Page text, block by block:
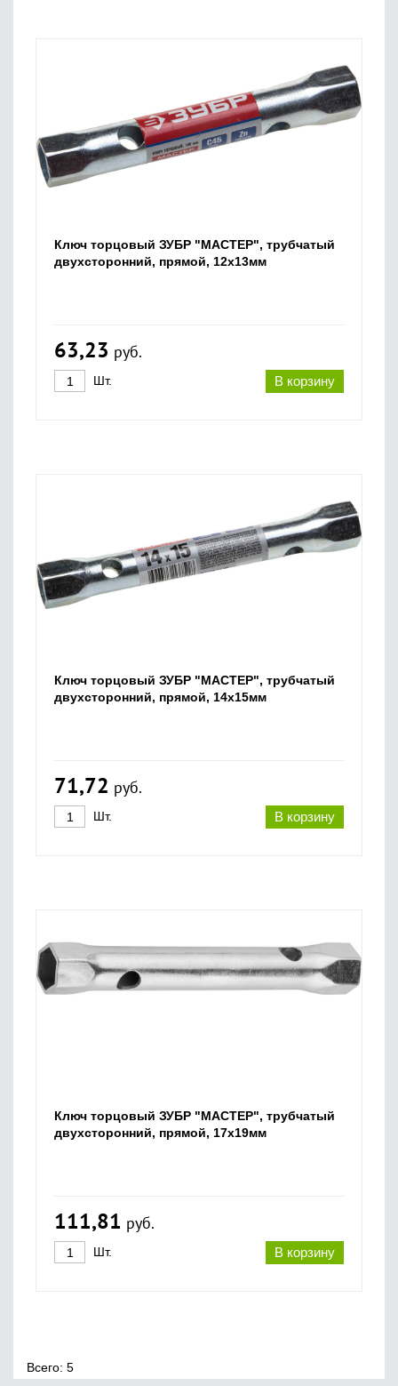
Ключ торцовый ЗУБР "МАСТЕР", трубчатый
двухсторонний, прямой, 12х13мм
63,23 руб.
В корзину
Шт.
Ключ торцовый ЗУБР "МАСТЕР", трубчатый
двухсторонний, прямой, 14х15мм
71,72 руб.
В корзину
Шт.
Ключ торцовый ЗУБР "МАСТЕР", трубчатый
двухсторонний, прямой, 17х19мм
111,81 руб.
В корзину
Шт.
Всего: 5